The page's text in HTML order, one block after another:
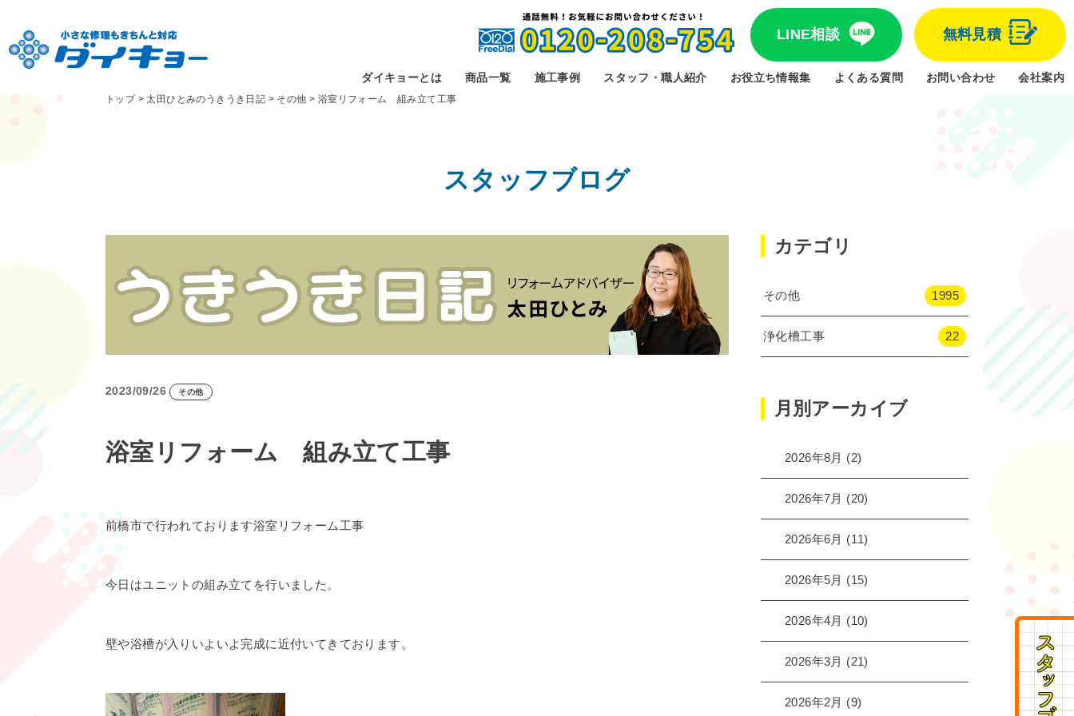
LINE相談 無料見積
ダイキョーとは 商品一覧 施工事例 スタッフ・職人紹介 お役立ち情報集 よくある質問 お問い合わせ 会社案内
トップ>太田ひとみのうきうき日記 > その他 > 浴室リフォーム 組み立て工事
スタッフブログ
2023/09/26 その他
浴室リフォーム 組み立て工事
前橋市で行われております浴室リフォーム工事
今日はユニットの組み立てを行いました。
壁や浴槽が入りいよいよ完成に近付いてきております。
カテゴリ
その他 1995
浄化槽工事 22
月別アーカイブ
2026年8月 (2)
2026年7月 (20)
2026年6月 (11)
2026年5月 (15)
2026年4月 (10)
2026年3月 (21)
2026年2月 (9)